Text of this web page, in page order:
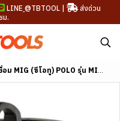
LINE @TBTOOL |
ส่งด่วน
ม.
ม MIG (ซีโอทู) POLO รุ่น MIG200